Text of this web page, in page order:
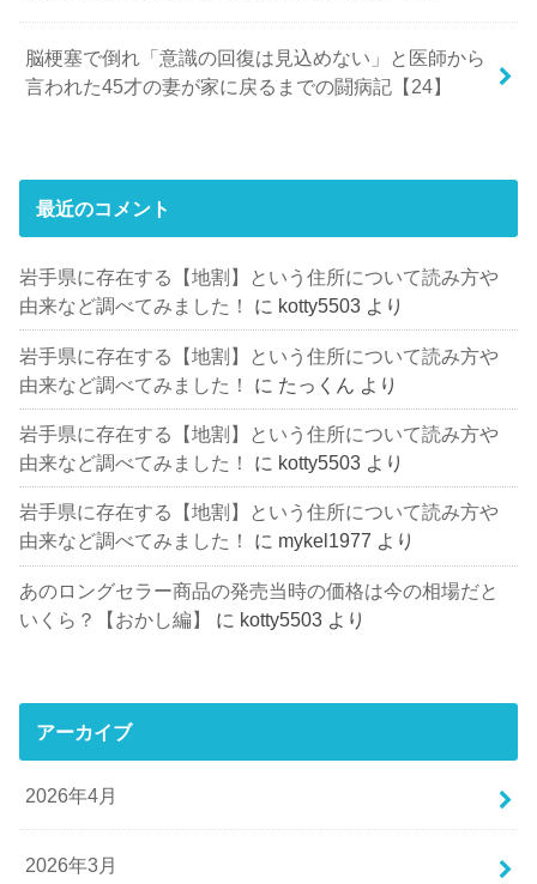
脳梗塞で倒れ「意識の回復は見込めない」と医師から
言われた45才の妻が家に戻るまでの闘病記【24】
最近のコメント
岩手県に存在する【地割】という住所について読み方や
由来など調べてみました！
に kotty5503 より
岩手県に存在する【地割】という住所について読み方や
由来など調べてみました！
に たっくん より
岩手県に存在する【地割】という住所について読み方や
由来など調べてみました！
に kotty5503 より
岩手県に存在する【地割】という住所について読み方や
由来など調べてみました！
に mykel1977 より
あのロングセラー商品の発売当時の価格は今の相場だと
いくら？【おかし編】
に kotty5503 より
アーカイブ
2026年4月
2026年3月